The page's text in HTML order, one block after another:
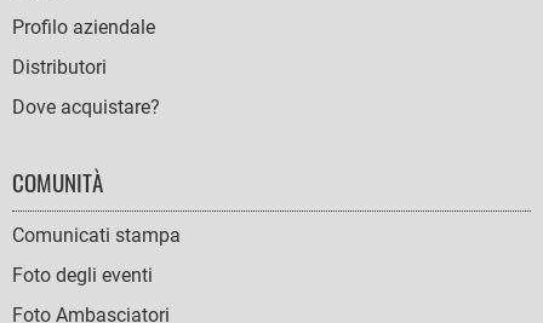
Profilo aziendale
Distributori
Dove acquistare?
COMUNITÀ
Comunicati stampa
Foto degli eventi
Foto Ambasciatori